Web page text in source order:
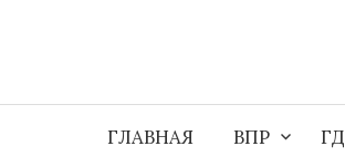
ГЛАВНАЯ ВПР